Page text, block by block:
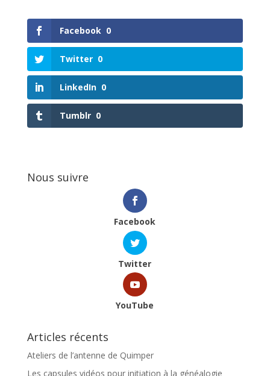
Facebook 0
Twitter 0
LinkedIn 0
Tumblr 0
Nous suivre
Facebook
Twitter
YouTube
Articles récents
Ateliers de l’antenne de Quimper
Les capsules vidéos pour initiation à la généalogie